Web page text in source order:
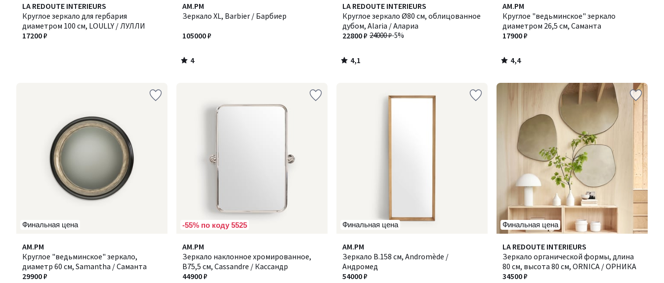
LA REDOUTE INTERIEURS
Круглое зеркало для гербария
диаметром 100 см, LOULLY / ЛУЛЛИ
17200 ₽
AM.PM
Зеркало XL, Barbier / Барбиер
105000 ₽
4
/
4
/
LA REDOUTE INTERIEURS
Круглое зеркало Ø80 см, облицованное
дубом, Alaria / Алариа
24000 ₽-5%
22800 ₽
4,1
/ 5
4,1
/
AM.PM
Круглое "ведьминское" зеркало
диаметром 26,5 см, Саманта
17900 ₽
4,4
/ 5
4,4
/
Финальная цена
AM.PM
Круглое "ведьминское" зеркало,
диаметр 60 см, Samantha / Саманта
29900 ₽
4,2
/ 5
-55% по коду 5525
AM.PM
Зеркало наклонное хромированное,
В75,5 см, Cassandre / Кассандр
44900 ₽
4,5
/ 5
Финальная цена
AM.PM
Зеркало В.158 см, Andromède /
Андромед
54000 ₽
3,8
/ 5
Финальная цена
LA REDOUTE INTERIEURS
Зеркало органической формы, длина
80 см, высота 80 см, ORNICA / ОРНИКА
34500 ₽
4,5
/ 5